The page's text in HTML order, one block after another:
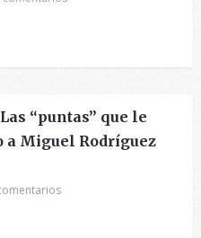
Las “puntas” que le
a Miguel Rodríguez